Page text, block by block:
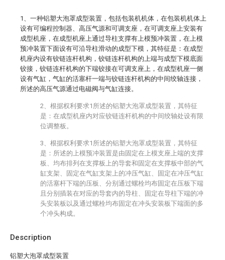
Description
铝塑大泡罩成型装置
1、一种铝塑大泡罩成型装置，包括包装机机体，在包装机机体上
设有可编程控制器、高压气源和可调支座，在可调支座上安装有
成型机座，在成型机座上通过导柱支撑有上模预冲装置，在上模
预冲装置下面设有可沿导柱滑动的成型下模，其特征是：在成型
机座内设有铰链连杆机构，铰链连杆机构的上端与成型下模底面
铰接，铰链连杆机构的下端铰接在可调支座上，在成型机座一侧
设有气缸，气缸的活塞杆一端与铰链连杆机构的中间绞轴连接，
所述的高压气源通过电磁阀与气缸连接。
2、根据权利要求1所述的铝塑大泡罩成型装置，其特征
是：在成型机座内对应铰链连杆机构的中间绞轴处设有限
位调整板。
3、根据权利要求1所述的铝塑大泡罩成型装置，其特征
是：所述的上模预冲装置是由固定在上模支座上端的支撑
板、均布排列在支撑板上的导套和固定在支撑板中部的气
缸支架、固定在气缸支架上的冲压气缸、固定在冲压气缸
的活塞杆下端的压板、分别通过螺栓均布固定在压板下端
且分别插装在对应的导套内的导柱、固定在导柱下端的冲
头安装板以及通过螺栓均布固定在冲头安装板下端面的多
个冲头构成。